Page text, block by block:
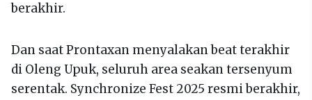
berakhir.
Dan saat Prontaxan menyalakan beat terakhir
di Oleng Upuk, seluruh area seakan tersenyum
serentak. Synchronize Fest 2025 resmi berakhir,